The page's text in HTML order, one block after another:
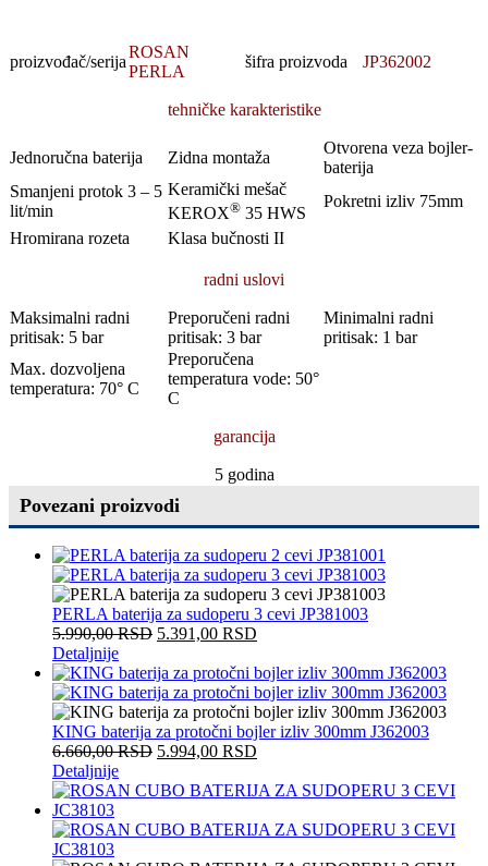
proizvođač/serija
ROSAN
PERLA
šifra proizvoda JP362002
tehničke karakteristike
Jednoručna baterija Zidna montaža
Otvorena veza bojler-
baterija
Smanjeni protok 3 – 5
lit/min
Keramički mešač
KEROX® 35 HWS
Pokretni izliv 75mm
Hromirana rozeta
Klasa bučnosti II
radni uslovi
Maksimalni radni
pritisak: 5 bar
Preporučeni radni
pritisak: 3 bar
Minimalni radni
pritisak: 1 bar
Max. dozvoljena
temperatura: 70° C
Preporučena
temperatura vode: 50°
C
garancija
5 godina
Povezani proizvodi
PERLA baterija za sudoperu 3 cevi JP381003
5.990,00RSD 5.391,00 RSD
Detaljnije
KING baterija za protočni bojler izliv 300mm J362003
6.660,00RSD 5.994,00 RSD
Detaljnije